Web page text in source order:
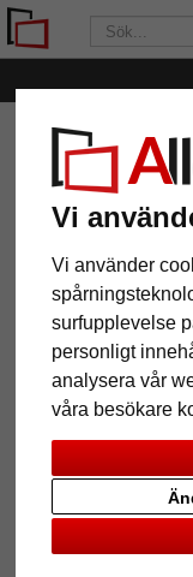
Vi
Vi använder
surfupplevelse
personligt
analysera vår
våra besökare
AllaRamar.se
Spiralalbum Cloth